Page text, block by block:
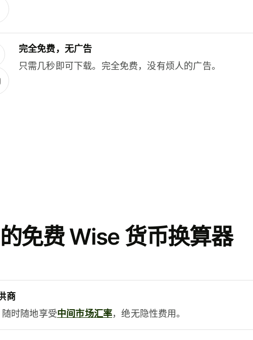
完全免费，无广告
只需几秒即可下载。完全免费，没有烦人的广告。
免费 Wise 货币换算器
商
时随地享受中间市场汇率，绝无隐性费用。